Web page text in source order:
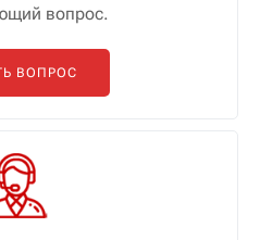
вопрос.
ВОПРОС